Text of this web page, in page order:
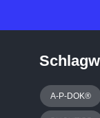
A-P-DOK®